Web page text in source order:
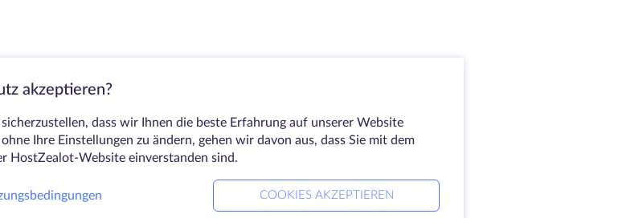
akzeptieren?
dass wir Ihnen die beste Erfahrung auf unserer Website
Ihre Einstellungen zu ändern, gehen wir davon aus, dass Sie mit dem
HostZealot-Website einverstanden sind.
COOKIES AKZEPTIEREN